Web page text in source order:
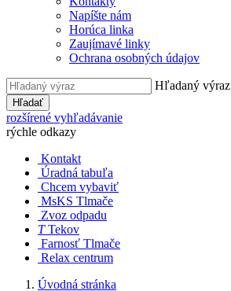
Napíšte nám
Horúca linka
Zaujímavé linky
Ochrana osobných údajov
Hľadaný výraz
Hľadať
rozšírené vyhľadávanie
rýchle odkazy
Kontakt
Úradná tabuľa
Chcem vybaviť
MsKS Tlmače
Zvoz odpadu
T Tekov
Farnosť Tlmače
Relax centrum
Úvodná stránka